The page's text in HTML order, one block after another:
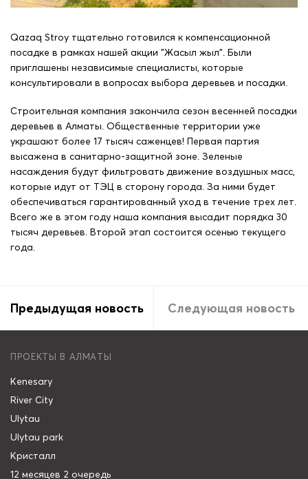
Qazaq Stroy тщательно готовился к компенсационной
посадке в рамках нашей акции "Жасыл жыл". Были
приглашены независимые специалисты, которые
консультировали в вопросах выбора деревьев и посадки.
Строительная компания закончила сезон весенней посадки
деревьев в Алматы. Общественные территории уже
украшают более 17 тысяч саженцев! Первая партия
высажена в санитарно-защитной зоне. Зеленые
насаждения будут фильтровать движение воздушных масс,
которые идут от ТЭЦ в сторону города. За ними будет
обеспечиваться гарантированный уход в течение трех лет.
Всего же в этом году наша компания высадит порядка 30
тысяч деревьев. Второй этап состоится осенью текущего
года.
Предыдущая новость Следующая новость
ПРОЕКТЫ В АЛМАТЫ
Kenesary
River City
Ulytau
Ulytau park
Кристалл
12 месяцев 2 очередь